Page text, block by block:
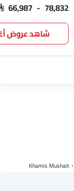
66,987 - 78,832
شاهد عروض
Khamis Mushait